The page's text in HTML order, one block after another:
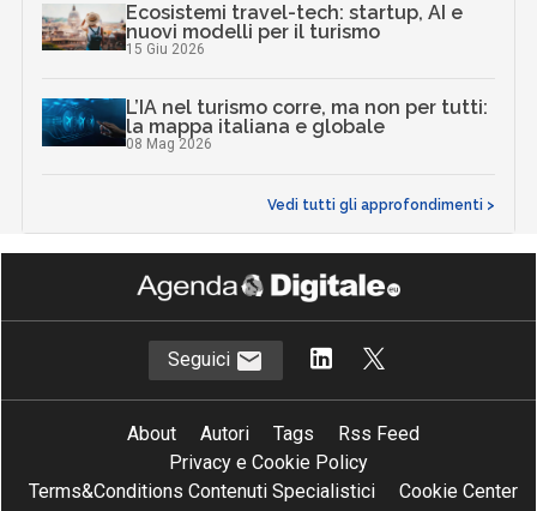
Ecosistemi travel-tech: startup, AI e
nuovi modelli per il turismo
15 Giu 2026
L’IA nel turismo corre, ma non per tutti:
la mappa italiana e globale
08 Mag 2026
Vedi tutti gli approfondimenti >
Seguici
About Autori Tags
Rss Feed
Privacy e Cookie Policy
Terms&Conditions Contenuti Specialistici
Cookie Center